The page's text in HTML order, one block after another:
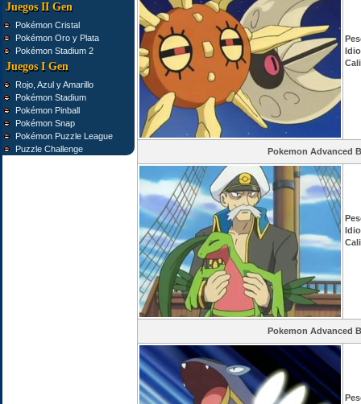
Juegos II Gen
Pokémon Cristal
Pokémon Oro y Plata
Pokémon Stadium 2
Juegos I Gen
Rojo, Azul y Amarillo
Pokémon Stadium
Pokémon Pinball
Pokémon Snap
Pokémon Puzzle League
Puzzle Challenge
Pokemon Advanced
Pokemon Advanced